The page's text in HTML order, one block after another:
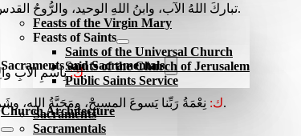
Feasts of the Virgin Mary
Feasts of Saints
Saints of the Universal Church
Saints of the Church of Jerusalem
Public Saints Service
Sacraments and Sacramentals
Sacraments
Sacramentals
Church Architecture
تباركَ اللهُ الآب، وابنُ اللهِ الوحيد، والرُّوحُ القدس، إنَّه آتانا مِن مَراحِمِهِ.
ك:بِاسْمِ الآبِ والِابْنِ والرُّوحِ القُدُسِ، الإلهِ الواحِد.
ك:نِعْمَةُ رَبِّنا يَسوعَ المسيحْ، ومَحَبَّةُ الله، وشَرِكَةُ الرُّوحِ القُدُس، مَعَكم جَميعًا.